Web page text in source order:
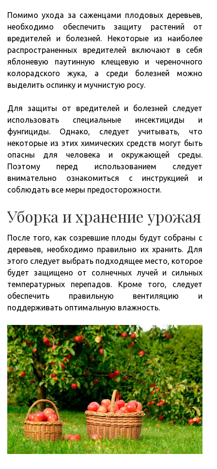
Помимо ухода за саженцами плодовых деревьев,
необходимо обеспечить защиту растений от
вредителей и болезней. Некоторые из наиболее
распространенных вредителей включают в себя
яблоневую паутинную клещевую и череночного
колорадского жука, а среди болезней можно
выделить оспинку и мучнистую росу.
Для защиты от вредителей и болезней следует
использовать специальные инсектициды и
фунгициды. Однако, следует учитывать, что
некоторые из этих химических средств могут быть
опасны для человека и окружающей среды.
Поэтому перед использованием следует
внимательно ознакомиться с инструкцией и
соблюдать все меры предосторожности.
Уборка и хранение урожая
После того, как созревшие плоды будут собраны с
деревьев, необходимо правильно их хранить. Для
этого следует выбрать подходящее место, которое
будет защищено от солнечных лучей и сильных
температурных перепадов. Кроме того, следует
обеспечить правильную вентиляцию и
поддерживать оптимальную влажность.